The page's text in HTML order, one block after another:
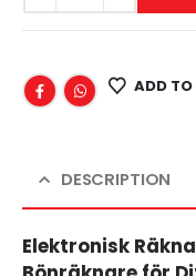
ADD
DESCRIPTION
Elektronisk